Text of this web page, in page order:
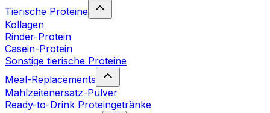
Tierische Proteine
Kollagen
Rinder-Protein
Casein-Protein
Sonstige tierische Proteine
Meal-Replacements
Mahlzeitenersatz-Pulver
Ready-to-Drink Proteingetränke